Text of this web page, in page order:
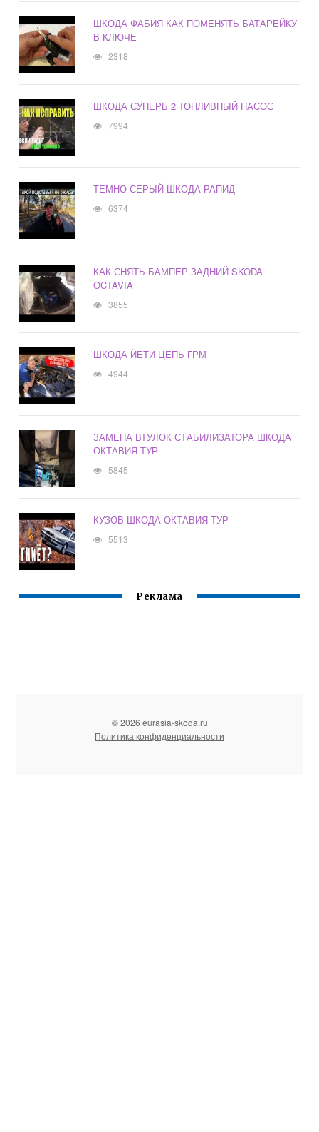
ШКОДА ФАБИЯ КАК ПОМЕНЯТЬ БАТАРЕЙКУ
В КЛЮЧЕ
2318
ШКОДА СУПЕРБ 2 ТОПЛИВНЫЙ НАСОС
7994
ТЕМНО СЕРЫЙ ШКОДА РАПИД
6374
КАК СНЯТЬ БАМПЕР ЗАДНИЙ SKODA
OCTAVIA
3855
ШКОДА ЙЕТИ ЦЕПЬ ГРМ
4944
ЗАМЕНА ВТУЛОК СТАБИЛИЗАТОРА ШКОДА
ОКТАВИЯ ТУР
5845
КУЗОВ ШКОДА ОКТАВИЯ ТУР
5513
Реклама
© 2026 eurasia-skoda.ru
Политика конфиденциальности